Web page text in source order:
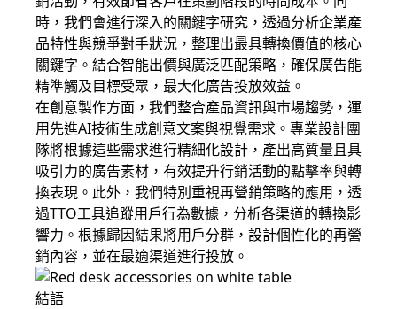
時，我們會進行深入的關鍵字研究，透過分析企業產
品特性與競爭對手狀況，整理出最具轉換價值的核心
關鍵字。結合智能出價與廣泛匹配策略，確保廣告能
精準觸及目標受眾，最大化廣告投放效益。
在創意製作方面，我們整合產品資訊與市場趨勢，運
用先進AI技術生成創意文案與視覺需求。專業設計團
隊將根據這些需求進行精細化設計，產出高質量且具
吸引力的廣告素材，有效提升行銷活動的點擊率與轉
換表現。此外，我們特別重視再營銷策略的應用，透
過TTO工具追蹤用戶行為數據，分析各渠道的轉換影
響力。根據歸因結果將用戶分群，設計個性化的再營
銷內容，並在最適渠道進行投放。
結語